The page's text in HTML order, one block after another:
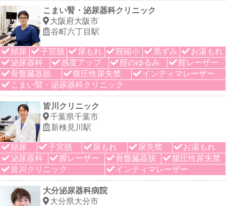
こまい腎・泌尿器科クリニック
大阪府大阪市
谷町六丁目駅
頻尿 子宮脱 尿もれ 腟縮小 黒ずみ
お湯もれ
泌尿器科
感度アップ 腟のゆるみ
腟レーザー
骨盤臓器脱
腹圧性尿失禁
インティマレーザー
こまい腎・泌尿器科クリニック
皆川クリニック
千葉県千葉市
新検見川駅
頻尿 子宮脱 尿もれ 尿失禁
お湯もれ
泌尿器科
膣レーザー 骨盤臓器脱
腹圧性尿失禁
皆川クリニック
インティマレーザー
大分泌尿器科病院
大分県大分市